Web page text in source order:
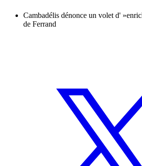
Cambadélis dénonce un volet d'
de Ferrand